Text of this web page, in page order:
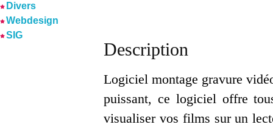
Divers
Webdesign
SIG
Description
Logiciel montage gravure
puissant, ce logiciel offre
visualiser vos films sur un